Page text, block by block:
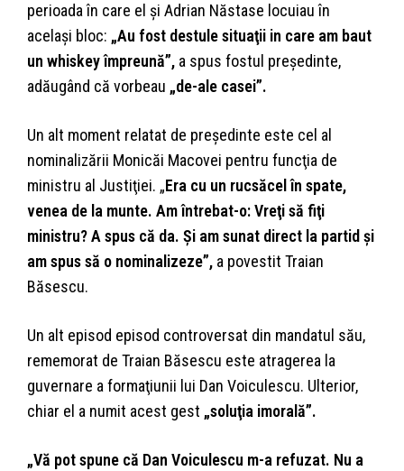
perioada în care el şi Adrian Năstase locuiau în
acelaşi bloc: „Au fost destule situaţii in care am baut
un whiskey împreună”, a spus fostul președinte,
adăugând că vorbeau „de-ale casei”.
Un alt moment relatat de preşedinte este cel al
nominalizării Monicăi Macovei pentru funcţia de
ministru al Justiţiei. „Era cu un rucsăcel în spate,
venea de la munte. Am întrebat-o: Vreţi să fiţi
ministru?A spus că da. Și am sunat direct la partid și
am spus să o nominalizeze”, a povestit Traian
Băsescu.
Un alt episod episod controversat din mandatul său,
rememorat de Traian Băsescu este atragerea la
guvernare a formaţiunii lui Dan Voiculescu. Ulterior,
chiar el a numit acest gest „soluţia imorală”.
„Vă pot spune că Dan Voiculescu m-a refuzat. Nu a